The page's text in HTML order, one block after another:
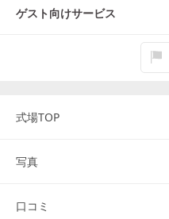
ゲスト向けサービス
式場TOP
写真
口コミ